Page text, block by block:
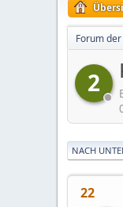
Forum
2
NACH
22